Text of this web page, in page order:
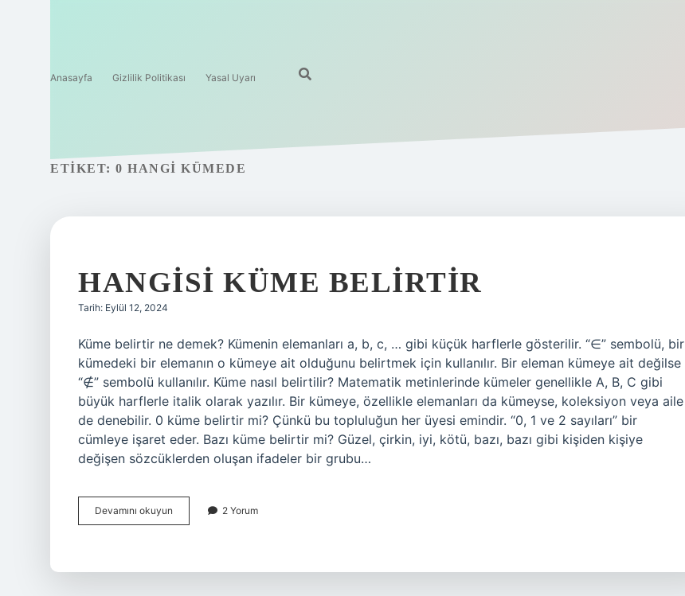
Anasayfa Gizlilik Politikası Yasal Uyarı
ETIKET: 0 HANGI KÜMEDE
HANGISI KÜME BELIRTIR
Tarih: Eylül 12, 2024
Küme belirtir ne demek? Kümenin elemanları a, b, c, … gibi küçük harflerle gösterilir. “∈” sembolü, bir
kümedeki bir elemanın o kümeye ait olduğunu belirtmek için kullanılır. Bir eleman kümeye ait değilse
“∉” sembolü kullanılır. Küme nasıl belirtilir? Matematik metinlerinde kümeler genellikle A, B, C gibi
büyük harflerle italik olarak yazılır. Bir kümeye, özellikle elemanları da kümeyse, koleksiyon veya aile
de denebilir. 0 küme belirtir mi? Çünkü bu topluluğun her üyesi emindir. “0, 1 ve 2 sayıları” bir
cümleye işaret eder. Bazı küme belirtir mi? Güzel, çirkin, iyi, kötü, bazı, bazı gibi kişiden kişiye
değişen sözcüklerden oluşan ifadeler bir grubu…
Devamını okuyun
Küme
2 Yorum